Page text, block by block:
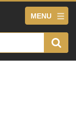
MENU